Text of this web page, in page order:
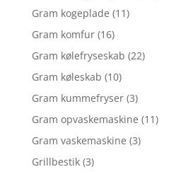
Gram kogeplade (11)
Gram komfur (16)
Gram kølefryseskab (22)
Gram køleskab (10)
Gram kummefryser (3)
Gram opvaskemaskine (11)
Gram vaskemaskine (3)
Grillbestik (3)